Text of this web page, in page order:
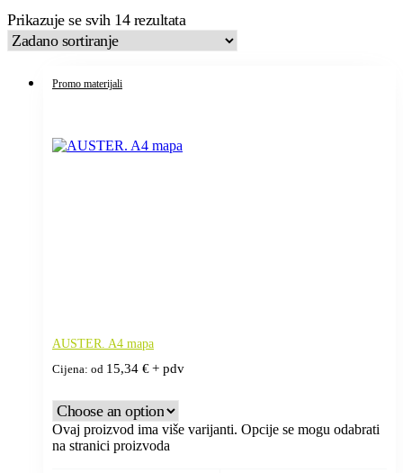
Prikazuje se svih 14 rezultata
Promo materijali
AUSTER. A4 mapa
Cijena: od 15,34 €+ pdv
Ovaj proizvod ima više varijanti. Opcije se mogu odabrati
na stranici proizvoda